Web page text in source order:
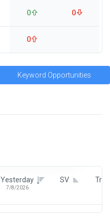
0 0
0
Keyword Opportunities
Yesterday
7/8/2026
SV